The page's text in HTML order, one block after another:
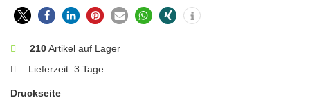
210Artikel auf Lager
Lieferzeit: 3 Tage
Druckseite